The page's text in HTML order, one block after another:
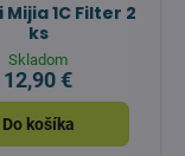
1C Filter 2
ks
Skladom
12,90 €
Do košíka